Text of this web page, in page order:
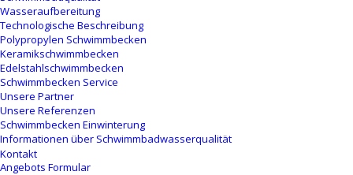
Wasseraufbereitung
Technologische Beschreibung
Polypropylen Schwimmbecken
Keramikschwimmbecken
Edelstahlschwimmbecken
Schwimmbecken Service
Unsere Partner
Unsere Referenzen
Schwimmbecken Einwinterung
Informationen über Schwimmbadwasserqualität
Kontakt
Angebots Formular